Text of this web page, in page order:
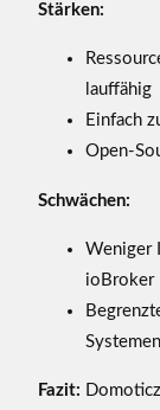
Stärken:
lauffähig
Einfach
Open-
Schwächen:
Weniger
ioBroker
Systemen
Fazit: